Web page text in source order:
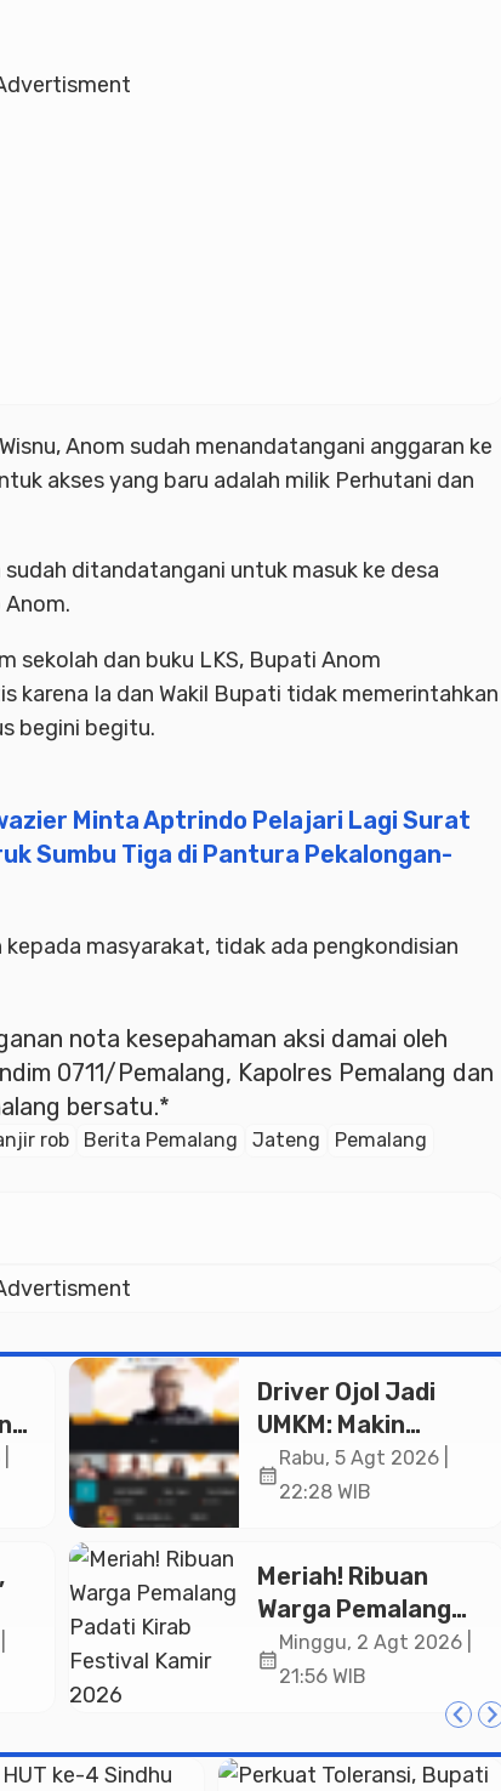
Anom sudah menandatangani anggaran ke
akses yang baru adalah milik Perhutani dan
ditandatangani untuk masuk ke desa
Anom.
sekolah dan buku LKS, Bupati Anom
karena Ia dan Wakil Bupati tidak memerintahkan
begini begitu.
Minta Aptrindo Pelajari Lagi Surat
Sumbu Tiga di Pantura Pekalongan-
masyarakat, tidak ada pengkondisian
nota kesepahaman aksi damai oleh
0711/Pemalang, Kapolres Pemalang dan
bersatu.*
rob Berita Pemalang Jateng
Pemalang
Driver Ojol Jadi
UMKM: Makin
Sejahtera atau
Merana? Ini
calendar_month
Rabu, 5 Agt 2026 |
22:28 WIB
Meriah! Ribuan
Warga Pemalang
Padati Kirab
Festival Kamir
calendar_month
Minggu, 2 Agt 2026 |
21:56 WIB